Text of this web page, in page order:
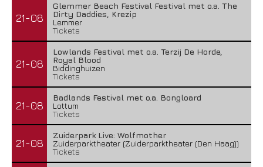
21-08
Glemmer Beach Festival Festival met o.a. The
Dirty Daddies, Krezip
Lemmer
Tickets
21-08
Lowlands Festival met o.a. Terzij De Horde,
Royal Blood
Biddinghuizen
Tickets
21-08
Badlands Festival met o.a. Bongloard
Lottum
Tickets
21-08
Zuiderpark Live: Wolfmother
Zuiderparktheater (Zuiderparktheater (Den Haag))
Tickets